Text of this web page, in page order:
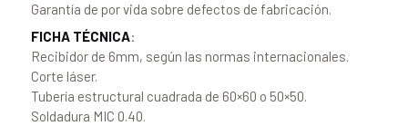
Garantía de por vida sobre defectos de fabricación.
FICHA TÉCNICA:
Recibidor de 6mm, según las normas internacionales.
Corte láser.
Tubería estructural cuadrada de 60×60 o 50×50.
Soldadura MIC 0.40.